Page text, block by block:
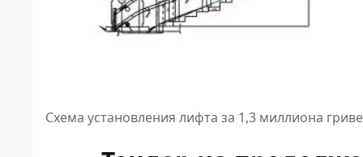
Схема установления лифта за 1,3 миллиона